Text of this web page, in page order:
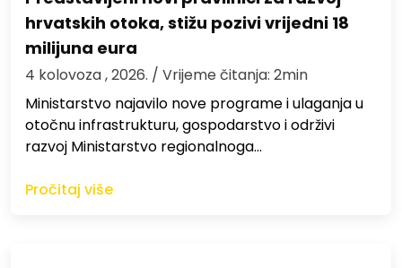
hrvatskih otoka, stižu pozivi vrijedni 18
milijuna eura
4 kolovoza , 2026. / Vrijeme čitanja: 2min
Ministarstvo najavilo nove programe i ulaganja u
otočnu infrastrukturu, gospodarstvo i održivi
razvoj Ministarstvo regionalnoga…
Pročitaj više